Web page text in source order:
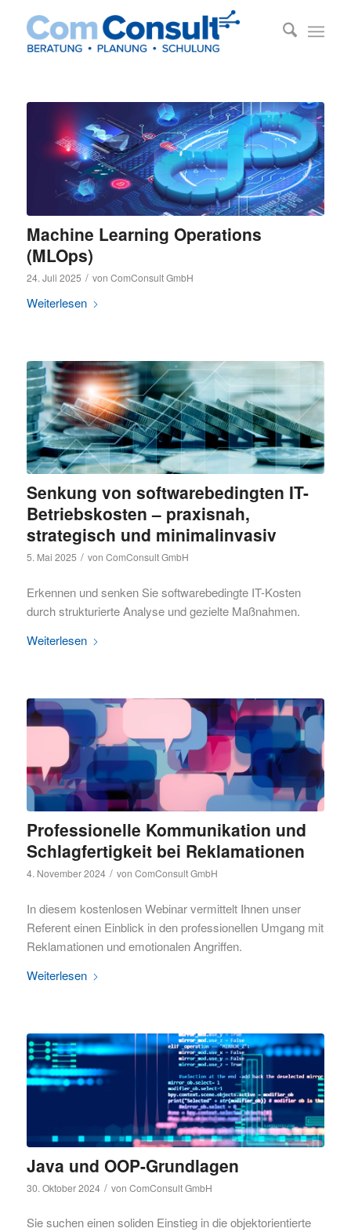
Machine Learning Operations
(MLOps)
24. Juli 2025 / von ComConsult GmbH
Weiterlesen
Senkung von softwarebedingten IT-
Betriebskosten – praxisnah,
strategisch und minimalinvasiv
5. Mai 2025 / von ComConsult GmbH
Erkennen und senken Sie softwarebedingte IT-Kosten
durch strukturierte Analyse und gezielte Maßnahmen.
Weiterlesen
Professionelle Kommunikation und
Schlagfertigkeit bei Reklamationen
4. November 2024 / von ComConsult GmbH
In diesem kostenlosen Webinar vermittelt Ihnen unser
Referent einen Einblick in den professionellen Umgang mit
Reklamationen und emotionalen Angriffen.
Weiterlesen
Java und OOP-Grundlagen
30. Oktober 2024 / von ComConsult GmbH
Sie suchen einen soliden Einstieg in die objektorientierte